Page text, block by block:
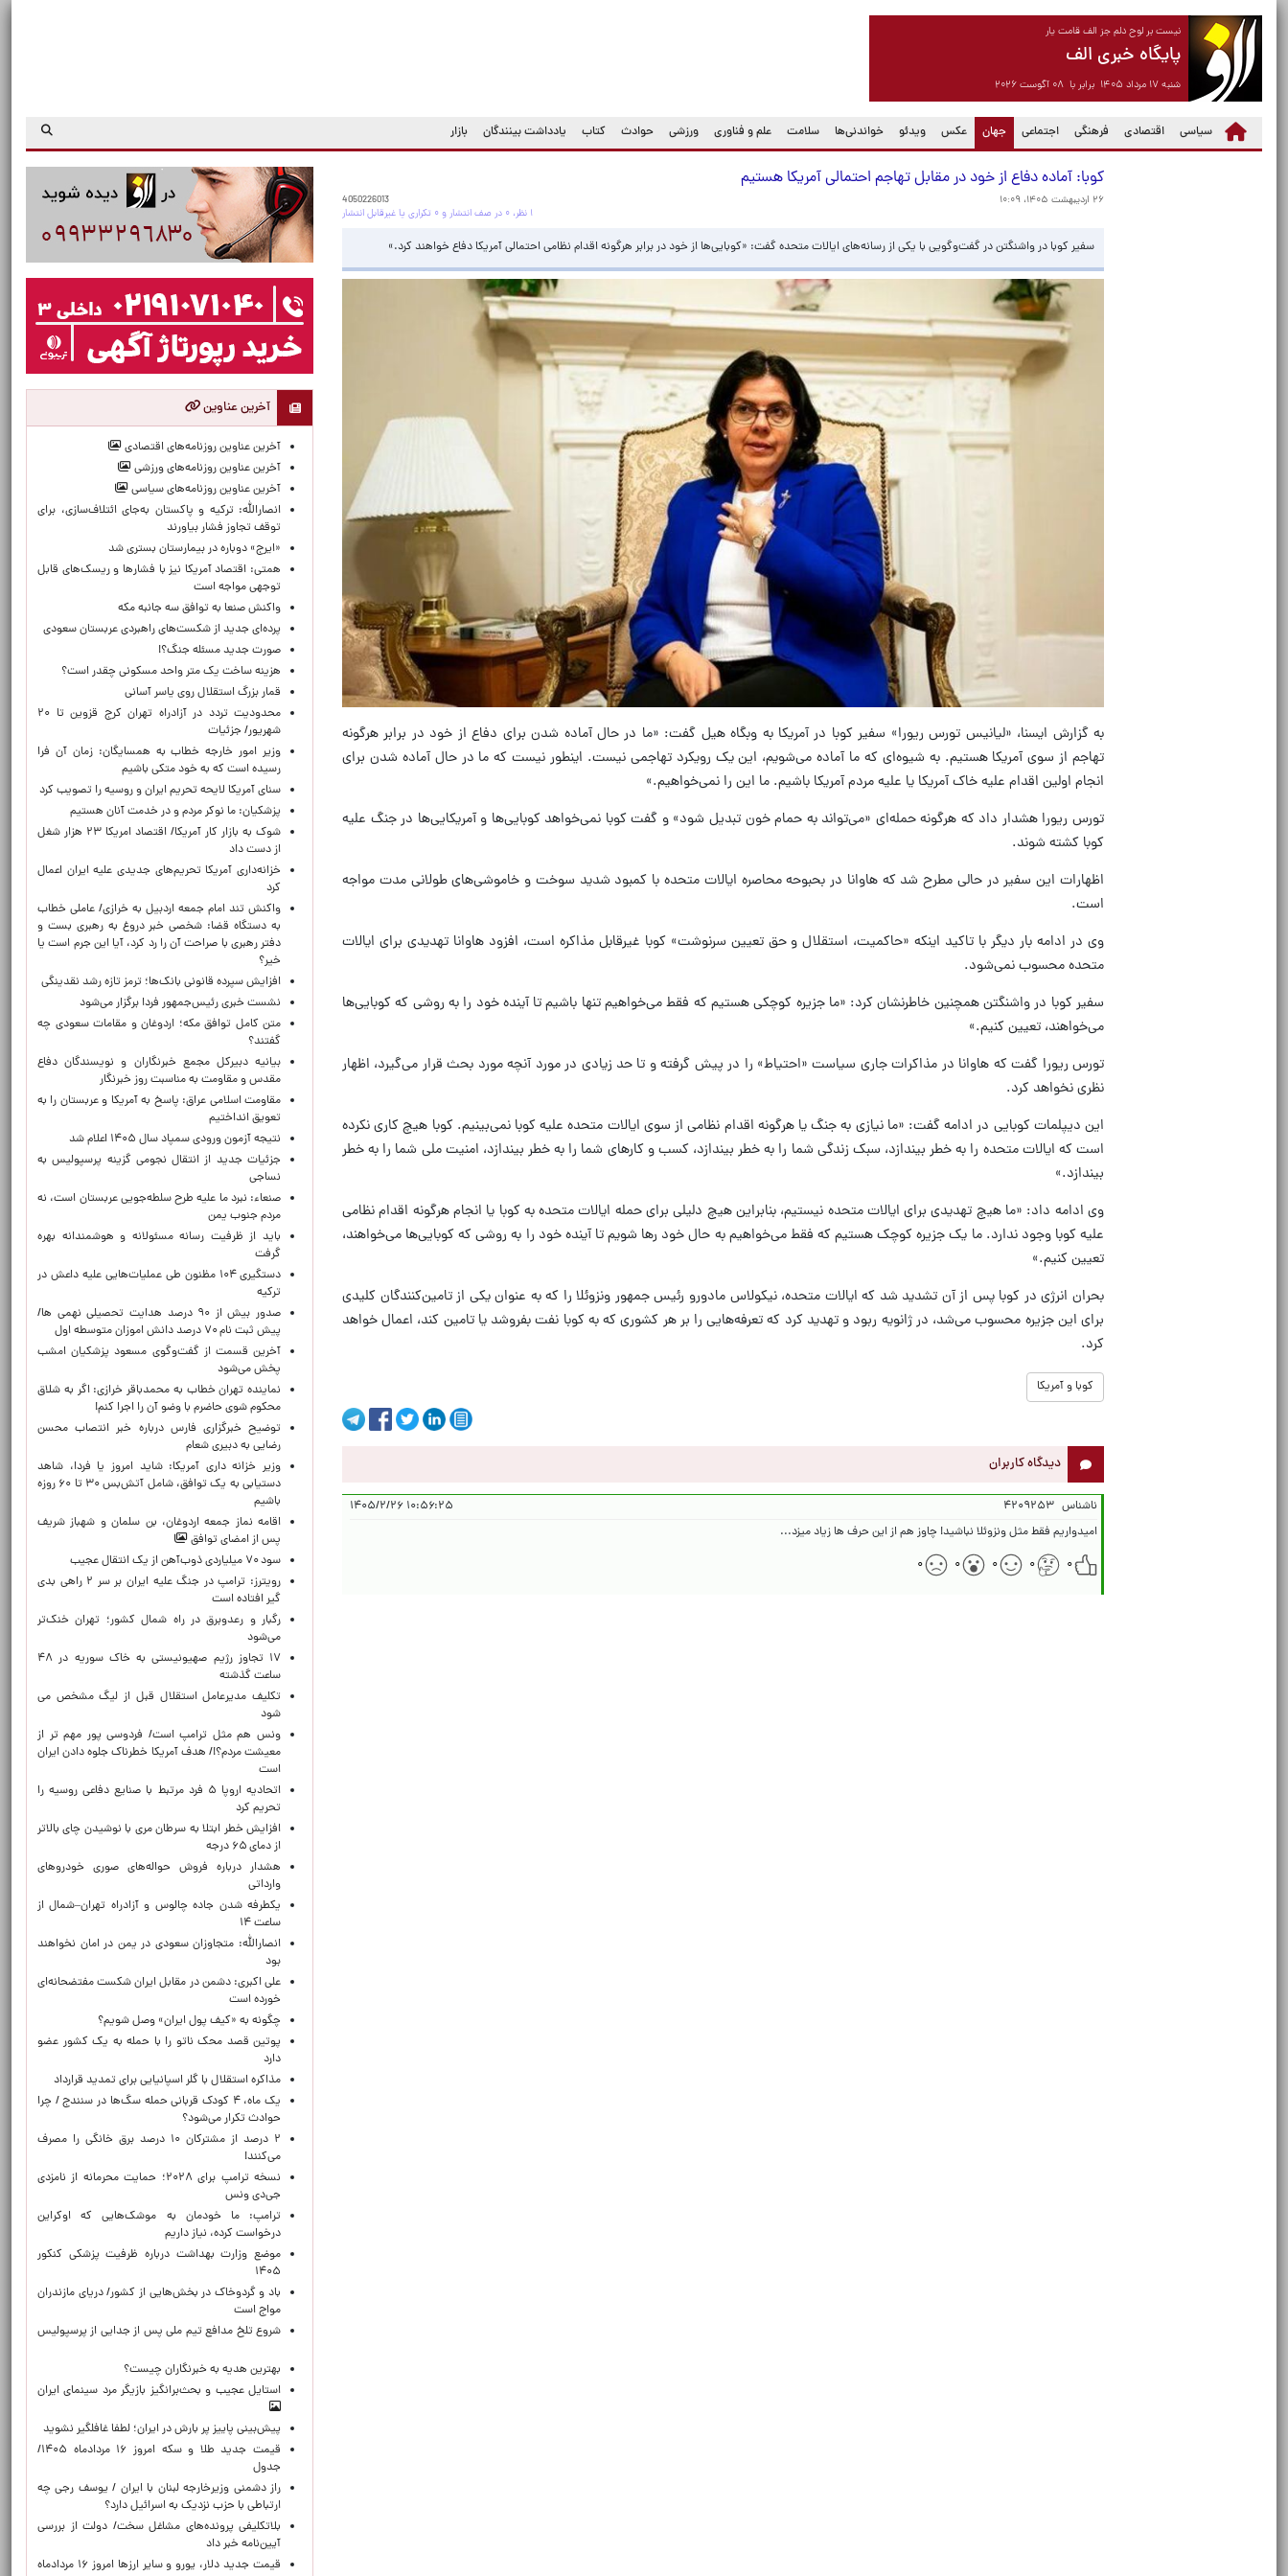
نیست بر لوح دلم جز الف قامت یار
پایگاه خبری الف
شنبه ۱۷ مرداد ۱۴۰۵ برابر با ۰۸ آگوست ۲۰۲۶
سیاسی اقتصادی فرهنگی اجتماعی جهان
(current) عکس ویدئو خواندنی‌ها سلامت علم و فناوری ورزشی حوادث کتاب یادداشت بینندگان بازار
کوبا: آماده دفاع از خود در مقابل تهاجم احتمالی آمریکا هستیم
۲۶ اردیبهشت ۱۴۰۵، ۱۰:۰۹
4050226013
۱ نظر، ۰ در صف انتشار و ۰ تکراری یا غیرقابل انتشار
سفیر کوبا در واشنگتن در گفت‌وگویی با یکی از رسانه‌های ایالات متحده گفت: «کوبایی‌ها از خود در برابر هرگونه اقدام نظامی احتمالی آمریکا دفاع خواهند کرد.»
به گزارش ایسنا، «لیانیس تورس ریورا» سفیر کوبا در آمریکا به وبگاه هیل گفت: «ما در حال آماده شدن برای دفاع از خود در برابر هرگونه
تهاجم از سوی آمریکا هستیم. به شیوه‌ای که ما آماده می‌شویم، این یک رویکرد تهاجمی نیست. اینطور نیست که ما در حال آماده شدن برای
انجام اولین اقدام علیه خاک آمریکا یا علیه مردم آمریکا باشیم. ما این را نمی‌خواهیم.»
تورس ریورا هشدار داد که هرگونه حمله‌ای «می‌تواند به حمام خون تبدیل شود» و گفت کوبا نمی‌خواهد کوبایی‌ها و آمریکایی‌ها در جنگ علیه
کوبا کشته شوند.
اظهارات این سفیر در حالی مطرح شد که هاوانا در بحبوحه محاصره ایالات متحده با کمبود شدید سوخت و خاموشی‌های طولانی مدت مواجه
است.
وی در ادامه بار دیگر با تاکید اینکه «حاکمیت، استقلال و حق تعیین سرنوشت» کوبا غیرقابل مذاکره است، افزود هاوانا تهدیدی برای ایالات
متحده محسوب نمی‌شود.
سفیر کوبا در واشنگتن همچنین خاطرنشان کرد: «ما جزیره کوچکی هستیم که فقط می‌خواهیم تنها باشیم تا آینده خود را به روشی که کوبایی‌ها
می‌خواهند، تعیین کنیم.»
تورس ریورا گفت که هاوانا در مذاکرات جاری سیاست «احتیاط» را در پیش گرفته و تا حد زیادی در مورد آنچه مورد بحث قرار می‌گیرد، اظهار
نظری نخواهد کرد.
این دیپلمات کوبایی در ادامه گفت: «ما نیازی به جنگ یا هرگونه اقدام نظامی از سوی ایالات متحده علیه کوبا نمی‌بینیم. کوبا هیچ کاری نکرده
است که ایالات متحده را به خطر بیندازد، سبک زندگی شما را به خطر بیندازد، کسب و کارهای شما را به خطر بیندازد، امنیت ملی شما را به خطر
بیندازد.»
وی ادامه داد: «ما هیچ تهدیدی برای ایالات متحده نیستیم، بنابراین هیچ دلیلی برای حمله ایالات متحده به کوبا یا انجام هرگونه اقدام نظامی
علیه کوبا وجود ندارد. ما یک جزیره کوچک هستیم که فقط می‌خواهیم به حال خود رها شویم تا آینده خود را به روشی که کوبایی‌ها می‌خواهند،
تعیین کنیم.»
بحران انرژی در کوبا پس از آن تشدید شد که ایالات متحده، نیکولاس مادورو رئیس جمهور ونزوئلا را که به عنوان یکی از تامین‌کنندگان کلیدی
برای این جزیره محسوب می‌شد، در ژانویه ربود و تهدید کرد که تعرفه‌هایی را بر هر کشوری که به کوبا نفت بفروشد یا تامین کند، اعمال خواهد
کرد.
کوبا و آمریکا
دیدگاه کاربران
ناشناس ۴۲۰۹۲۵۳
۱۰:۵۶:۲۵ ۱۴۰۵/۲/۲۶
امیدواریم فقط مثل ونزوئلا نباشید! چاوز هم از این حرف ها زیاد میزد...
۰
۰ ۰ ۰ ۰
آخرین عناوین
آخرین عناوین روزنامه‌های اقتصادی
آخرین عناوین روزنامه‌های ورزشی
آخرین عناوین روزنامه‌های سیاسی
انصارالله: ترکیه و پاکستان به‌جای ائتلاف‌سازی، برای
توقف تجاوز فشار بیاورند
«ایرج» دوباره در بیمارستان بستری شد
همتی: اقتصاد آمریکا نیز با فشارها و ریسک‌های قابل
توجهی مواجه است
واکنش صنعا به توافق سه جانبه مکه
پرده‌ای جدید از شکست‌های راهبردی عربستان سعودی
صورت جدید مسئله جنگ؟!
هزینه ساخت یک متر واحد مسکونی چقدر است؟
قمار بزرگ استقلال روی یاسر آسانی
محدودیت تردد در آزادراه تهران کرج قزوین تا ۲۰
شهریور/ جزئیات
وزیر امور خارجه خطاب به همسایگان: زمان آن فرا
رسیده است که به خود متکی باشیم
سنای آمریکا لایحه تحریم ایران و روسیه را تصویب کرد
پزشکیان: ما نوکر مردم و در خدمت آنان هستیم
شوک به بازار کار آمریکا/ اقتصاد امریکا ۲۳ هزار شغل
از دست داد
خزانه‌داری آمریکا تحریم‌های جدیدی علیه ایران اعمال
کرد
واکنش تند امام جمعه اردبیل به خرازی/ عاملی خطاب
به دستگاه قضا: شخصی خبر دروغ به رهبری بست و
دفتر رهبری با صراحت آن را رد کرد، آیا این جرم است یا
خیر؟
افزایش سپرده قانونی بانک‌ها؛ ترمز تازه رشد نقدینگی
نشست خبری رئیس‌جمهور فردا برگزار می‌شود
متن کامل توافق مکه؛ اردوغان و مقامات سعودی چه
گفتند؟
بیانیه دبیرکل مجمع خبرنگاران و نویسندگان دفاع
مقدس و مقاومت به مناسبت روز خبرنگار
مقاومت اسلامی عراق: پاسخ به آمریکا و عربستان را به
تعویق انداختیم
نتیجه آزمون ورودی سمپاد سال ۱۴۰۵ اعلام شد
جزئیات جدید از انتقال نجومی گزینه پرسپولیس به
نساجی
صنعاء: نبرد ما علیه طرح سلطه‌جویی عربستان است، نه
مردم جنوب یمن
باید از ظرفیت رسانه مسئولانه و هوشمندانه بهره
گرفت
دستگیری ۱۰۴ مظنون طی عملیات‌هایی علیه داعش در
ترکیه
صدور بیش از ۹۰ درصد هدایت تحصیلی نهمی ها/
پیش ثبت نام ۷۰ درصد دانش اموزان متوسطه اول
آخرین قسمت از گفت‌وگوی مسعود پزشکیان امشب
پخش می‌شود
نماینده تهران خطاب به محمدباقر خرازی: اگر به شلاق
محکوم شوی حاضرم با وضو آن را اجرا کنم!
توضیح خبرگزاری فارس درباره خبر انتصاب محسن
رضایی به دبیری شعام
وزیر خزانه داری آمریکا: شاید امروز یا فردا، شاهد
دستیابی به یک توافق، شامل آتش‌بس ۳۰ تا ۶۰ روزه
باشیم
اقامه نماز جمعه اردوغان، بن ‌سلمان و شهباز شریف
پس از امضای توافق
سود ۷۰ میلیاردی ذوب‌آهن از یک انتقال عجیب
رویترز: ترامپ در جنگ علیه ایران بر سر ۲ راهی بدی
گیر افتاده است
رگبار و رعدوبرق در راه شمال کشور؛ تهران خنک‌تر
می‌شود
۱۷ تجاوز رژیم صهیونیستی به خاک سوریه در ۴۸
ساعت گذشته
تکلیف مدیرعامل استقلال قبل از لیگ مشخص می
شود
ونس هم مثل ترامپ است/ فردوسی پور مهم تر از
معیشت مردم؟!/ هدف آمریکا خطرناک جلوه دادن ایران
است
اتحادیه اروپا ۵ فرد مرتبط با صنایع دفاعی روسیه را
تحریم کرد
افزایش خطر ابتلا به سرطان مری با نوشیدن چای بالاتر
از دمای ۶۵ درجه
هشدار درباره فروش حواله‌های صوری خودروهای
وارداتی
یکطرفه شدن جاده چالوس و آزادراه تهران–شمال از
ساعت ۱۴
انصارالله: متجاوزان سعودی در یمن در امان نخواهند
بود
علی اکبری: دشمن در مقابل ایران شکست مفتضحانه‌ای
خورده است
چگونه به «کیف پول ایران» وصل شویم؟
پوتین قصد محک ناتو را با حمله به یک کشور عضو
دارد
مذاکره استقلال با گلر اسپانیایی برای تمدید قرارداد
یک ماه، ۴ کودک قربانی حمله سگ‌ها در سنندج / چرا
حوادث تکرار می‌شود؟
۲ درصد از مشترکان ۱۰ درصد برق خانگی را مصرف
می‌کنند!
نسخه ترامپ برای ۲۰۲۸؛ حمایت محرمانه از نامزدی
جی‌دی ونس
ترامپ: ما خودمان به موشک‌هایی که اوکراین
درخواست کرده، نیاز داریم
موضع وزارت بهداشت درباره ظرفیت پزشکی کنکور
۱۴۰۵
باد و گردوخاک در بخش‌هایی از کشور/ دریای مازندران
مواج است
شروع تلخ مدافع تیم ملی پس از جدایی از پرسپولیس
بهترین هدیه به خبرنگاران چیست؟
استایل عجیب و بحث‌برانگیز بازیگر مرد سینمای ایران
پیش‌بینی پاییز پر بارش در ایران؛ لطفا غافلگیر نشوید
قیمت جدید طلا و سکه امروز ۱۶ مردادماه ۱۴۰۵/
جدول
راز دشمنی وزیرخارجه لبنان با ایران / یوسف رجی چه
ارتباطی با حزب نزدیک به اسرائیل دارد؟
بلاتکلیفی پرونده‌های مشاغل سخت/ دولت از بررسی
آیین‌نامه خبر داد
قیمت جدید دلار، یورو و سایر ارزها امروز ۱۶ مردادماه